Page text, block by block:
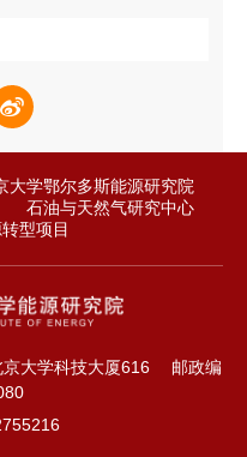
大学鄂尔多斯能源研究院
石油与天然气研究中心
型项目
大学科技大厦616
邮政编